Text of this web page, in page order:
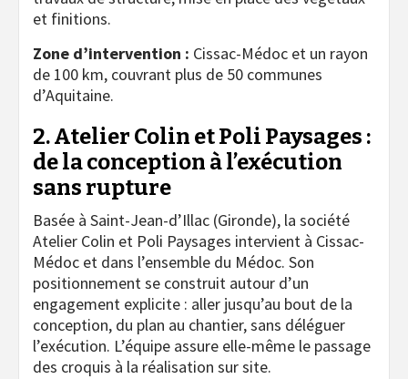
et finitions.
Zone d’intervention : Cissac-Médoc et un rayon
de 100 km, couvrant plus de 50 communes
d’Aquitaine.
2. Atelier Colin et Poli Paysages :
de la conception à l’exécution
sans rupture
Basée à Saint-Jean-d’Illac (Gironde), la société
Atelier Colin et Poli Paysages intervient à Cissac-
Médoc et dans l’ensemble du Médoc. Son
positionnement se construit autour d’un
engagement explicite : aller jusqu’au bout de la
conception, du plan au chantier, sans déléguer
l’exécution. L’équipe assure elle-même le passage
des croquis à la réalisation sur site.